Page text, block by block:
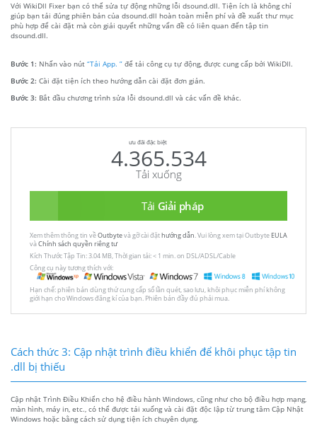
Với WikiDll Fixer bạn có thể sửa tự động những lỗi dsound.dll. Tiện ích là không chỉ
giúp bạn tải đúng phiên bản của dsound.dll hoàn toàn miễn phí và đề xuất thư mục
phù hợp để cài đặt mà còn giải quyết những vấn đề có liên quan đến tập tin
dsound.dll.
Bước 1: Nhấn vào nút “Tải App. ” để tải công cụ tự động, được cung cấp bởi WikiDll.
Bước 2: Cài đặt tiện ích theo hướng dẫn cài đặt đơn giản.
Bước 3: Bắt đầu chương trình sửa lỗi dsound.dll và các vấn đề khác.
ưu đãi đặc biệt
4.365.534
Tải xuống
Tải Giải pháp
Xem thêm thông tin vềOutbytevà gỡ cài đặthướng dẫn. Vui lòng xem tại Outbyte EULA
vàChính sách quyền riêng tư
Kích Thước Tập Tin: 3.04 MB, Thời gian tải: < 1 min. on DSL/ADSL/Cable
Công cụ này tương thích với:
Hạn chế: phiên bản dùng thử cung cấp số lần quét, sao lưu, khôi phục miễn phí không
giới hạn cho Windows đăng kí của bạn. Phiên bản đầy đủ phải mua.
Cách thức 3: Cập nhật trình điều khiển để khôi phục tập tin
.dll bị thiếu
Cập nhật Trình Điều Khiển cho hệ điều hành Windows, cũng như cho bộ điều hợp mạng,
màn hình, máy in, etc., có thể được tải xuống và cài đặt độc lập từ trung tâm Cập Nhật
Windows hoặc bằng cách sử dụng tiện ích chuyên dụng.